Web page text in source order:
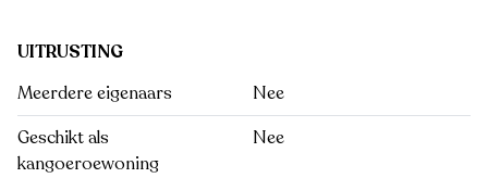
UITRUSTING
Meerdere eigenaars
Nee
Geschikt als
kangoeroewoning
Nee